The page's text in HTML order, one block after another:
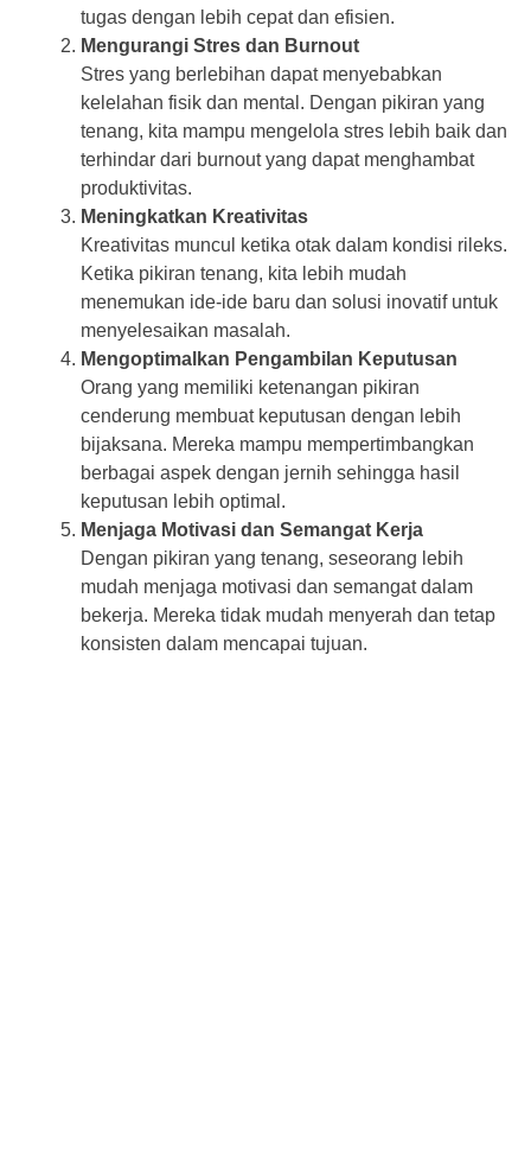
tugas dengan lebih cepat dan efisien.
Mengurangi Stres dan Burnout
Stres yang berlebihan dapat menyebabkan
kelelahan fisik dan mental. Dengan pikiran yang
tenang, kita mampu mengelola stres lebih baik dan
terhindar dari burnout yang dapat menghambat
produktivitas.
Meningkatkan Kreativitas
Kreativitas muncul ketika otak dalam kondisi rileks.
Ketika pikiran tenang, kita lebih mudah
menemukan ide-ide baru dan solusi inovatif untuk
menyelesaikan masalah.
Mengoptimalkan Pengambilan Keputusan
Orang yang memiliki ketenangan pikiran
cenderung membuat keputusan dengan lebih
bijaksana. Mereka mampu mempertimbangkan
berbagai aspek dengan jernih sehingga hasil
keputusan lebih optimal.
Menjaga Motivasi dan Semangat Kerja
Dengan pikiran yang tenang, seseorang lebih
mudah menjaga motivasi dan semangat dalam
bekerja. Mereka tidak mudah menyerah dan tetap
konsisten dalam mencapai tujuan.